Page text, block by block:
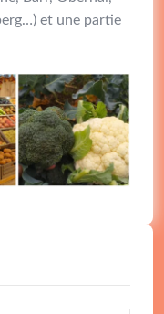
et une partie